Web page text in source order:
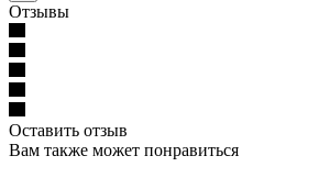
Отзывы
Оставить отзыв
Вам также может понравиться